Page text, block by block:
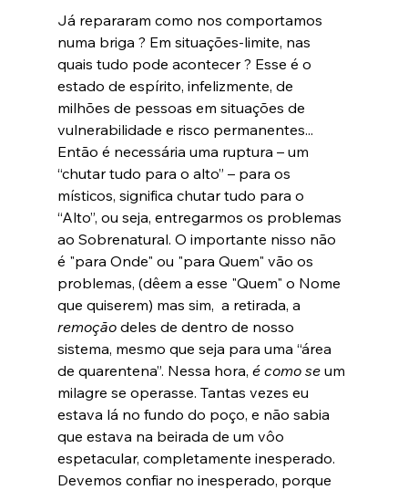
Já repararam como nos comportamos
numa briga ? Em situações-limite, nas
quais tudo pode acontecer ? Esse é o
estado de espírito, infelizmente, de
milhões de pessoas em situações de
vulnerabilidade e risco permanentes...
Então é necessária uma ruptura – um
“chutar tudo para o alto” – para os
místicos, significa chutar tudo para o
“Alto”, ou seja, entregarmos os problemas
ao Sobrenatural. O importante nisso não
é "para Onde" ou "para Quem" vão os
problemas, (dêem a esse "Quem" o Nome
que quiserem) mas sim,  a retirada, a
remoção deles de dentro de nosso
sistema, mesmo que seja para uma “área
de quarentena”. Nessa hora, é como se um
milagre se operasse. Tantas vezes eu
estava lá no fundo do poço, e não sabia
que estava na beirada de um vôo
espetacular, completamente inesperado.
Devemos confiar no inesperado, porque